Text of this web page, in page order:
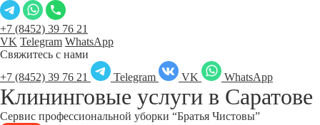
+7 (8452) 39 76 21
VK Telegram WhatsApp
Свяжитесь с нами
+7 (8452) 39 76 21
Telegram VK WhatsApp
Клининговые услуги в Саратове
Сервис профессиональной уборки “Братья Чистовы”